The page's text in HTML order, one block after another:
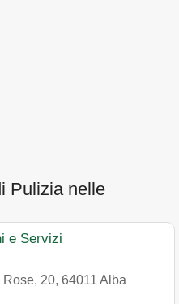
Pulizia nelle
e Servizi
20, 64011 Alba